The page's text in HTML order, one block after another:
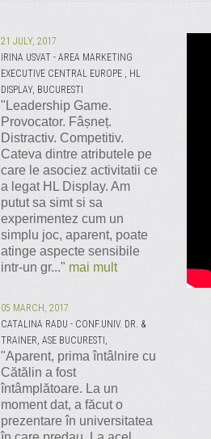
21 JULY, 2017
IRINA USVAT - AREA MARKETING
EXECUTIVE CENTRAL EUROPE , HL
DISPLAY, BUCURESTI
"Leadership Game.
Provocator. Fâșneț.
Distractiv. Competitiv.
Cateva dintre atributele pe
care le asociez activitatii ce
a legat HL Display. Am
putut sa simt si sa
experimentez cum un
simplu joc, aparent, poate
atinge aspecte sensibile
intr-un gr..." mai mult
05 MARCH, 2017
CATALINA RADU - CONF.UNIV. DR. &
TRAINER, ASE BUCURESTI,
"Aparent, prima întâlnire cu
Cătălin a fost
întâmplătoare. La un
moment dat, a făcut o
prezentare în universitatea